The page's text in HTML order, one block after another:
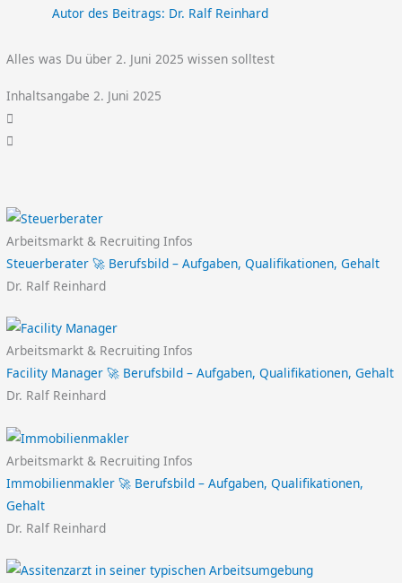
Autor des Beitrags: Dr. Ralf Reinhard
Alles was Du über 2. Juni 2025 wissen solltest
Inhaltsangabe 2. Juni 2025
Arbeitsmarkt & Recruiting Infos
Steuerberater 🚀 Berufsbild – Aufgaben, Qualifikationen, Gehalt
Dr. Ralf Reinhard
Arbeitsmarkt & Recruiting Infos
Facility Manager 🚀 Berufsbild – Aufgaben, Qualifikationen, Gehalt
Dr. Ralf Reinhard
Arbeitsmarkt & Recruiting Infos
Immobilienmakler 🚀 Berufsbild – Aufgaben, Qualifikationen,
Gehalt
Dr. Ralf Reinhard